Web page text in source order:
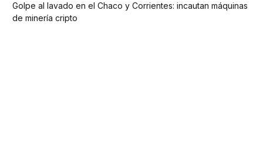
Golpe al lavado en el Chaco y Corrientes: incautan máquinas
de minería cripto